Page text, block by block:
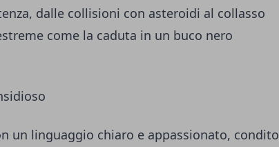
dalle collisioni con asteroidi al collasso
come la caduta in un buco nero
un linguaggio chiaro e appassionato, condito